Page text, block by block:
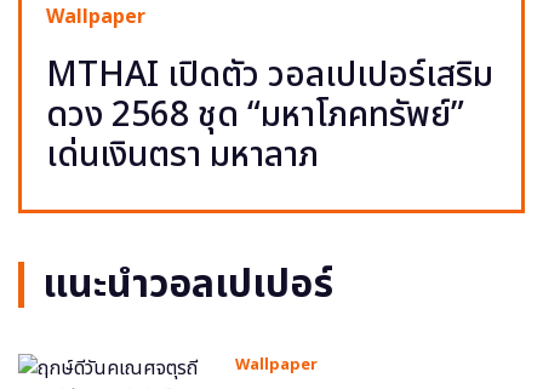
Wallpaper
MTHAI เปิดตัว วอลเปเปอร์เสริม
ดวง 2568 ชุด “มหาโภคทรัพย์”
เด่นเงินตรา มหาลาภ
แนะนำวอลเปเปอร์
Wallpaper